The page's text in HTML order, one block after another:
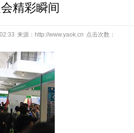
精彩瞬间
来源：http://www.yaok.cn 点击次数：